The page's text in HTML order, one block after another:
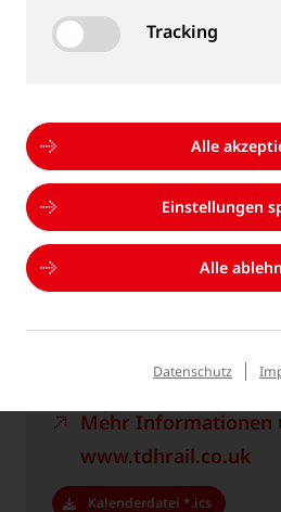
Hall 25 / Stand 485 &
RAIL SOLUTIONS ASIA
18.11.2026 - 19.11.2026
Kuala Lumpur, Malaysia
Mehr Informationen
www.tdhrail.co.uk
Kalenderdatei *.ics
Tracking
Alle
Einstellungen
Alle
Datenschutz